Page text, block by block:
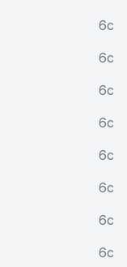
6c
6c
6c
6c
6c
6c
6c
6c